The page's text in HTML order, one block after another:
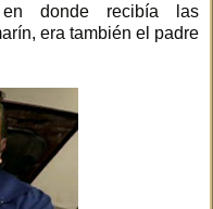
donde recibía las
era también el padre